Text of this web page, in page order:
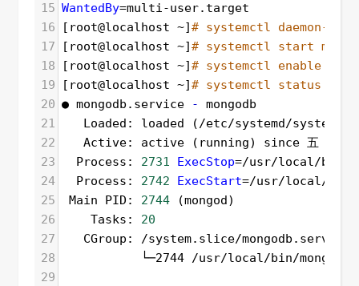
15 WantedBy=multi-user.target
16
[root@localhost ~]# systemctl daemon-
17
[root@localhost ~]# systemctl start
18
[root@localhost ~]# systemctl enable
19
[root@localhost ~]# systemctl status
20 ● mongodb.service -
mongodb
21
Loaded: loaded (/etc/systemd/system/
22
   Active: active (running) since 五
23
  Process:
2731 ExecStop=/usr/local/bin/
24
  Process:
2742 ExecStart=/usr/local/bin/
25
Main PID: 2744 (mongod)
26
    Tasks:
20
27
   CGroup: /system.slice/mongodb.service
28
           └─2744 /usr/local/bin/mongod
29